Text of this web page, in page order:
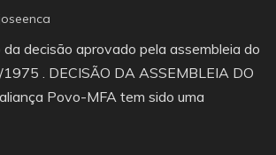
decisão aprovado pela assembleia do
. DECISÃO DA ASSEMBLEIA DO
Povo-MFA tem sido uma